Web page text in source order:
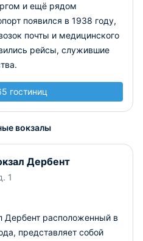
и ещё рядом
появился в 1938 году,
почты и медицинского
рейсы, служившие
гостиниц
вокзалы
Дербент
1
расположенный в
представляет собой